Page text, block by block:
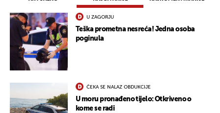
U ZAGORJU
Teška prometna nesreća! Jedna osoba
poginula
ČEKA SE NALAZ OBDUKCIJE
U moru pronađeno tijelo: Otkriveno o
kome se radi